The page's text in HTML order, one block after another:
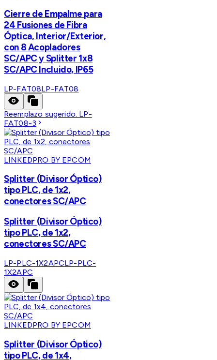
Cierre de Empalme para
24 Fusiones de Fibra
Óptica, Interior/Exterior,
con 8 Acopladores
SC/APC y Splitter 1x8
SC/APC Incluido, IP65
LP-FAT08LP-FAT08
Reemplazo sugerido: LP-
FAT08-3
LINKEDPRO BY EPCOM
Splitter (Divisor Óptico)
tipo PLC, de 1x2,
conectores SC/APC
Splitter (Divisor Óptico)
tipo PLC, de 1x2,
conectores SC/APC
LP-PLC-1X2APCLP-PLC-
1X2APC
LINKEDPRO BY EPCOM
Splitter (Divisor Óptico)
tipo PLC, de 1x4,